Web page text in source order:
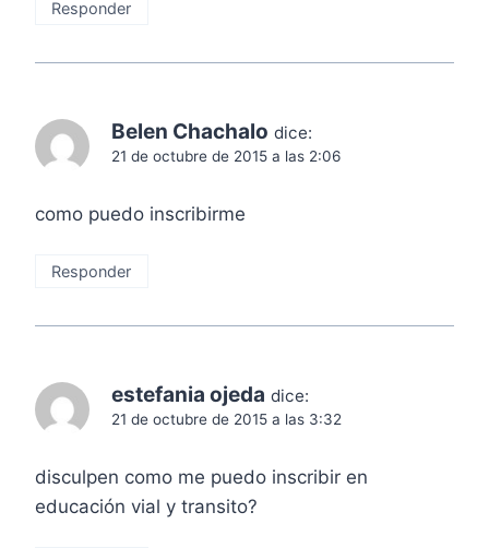
Responder
Belen Chachalo dice:
21 de octubre de 2015 a las 2:06
como puedo inscribirme
Responder
estefania ojeda dice:
21 de octubre de 2015 a las 3:32
disculpen como me puedo inscribir en
educación vial y transito?